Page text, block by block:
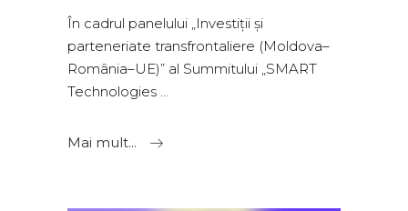
În cadrul panelului „Investiții și
parteneriate transfrontaliere (Moldova–
România–UE)” al Summitului „SMART
Technologies
Mai mult...